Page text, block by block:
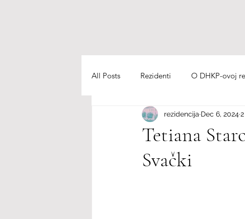
All Posts Rezidenti O DHKP-ovoj
Tetiana
Svački
rezidencija Dec 6, 2024